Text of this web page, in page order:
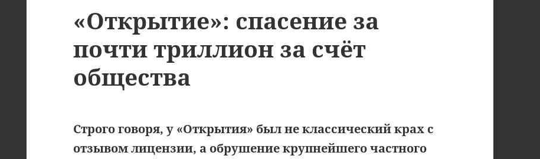
«Открытие»: спасение за
почти триллион за счёт
общества
Строго говоря, у «Открытия» был не классический крах с
отзывом лицензии, а обрушение крупнейшего частного